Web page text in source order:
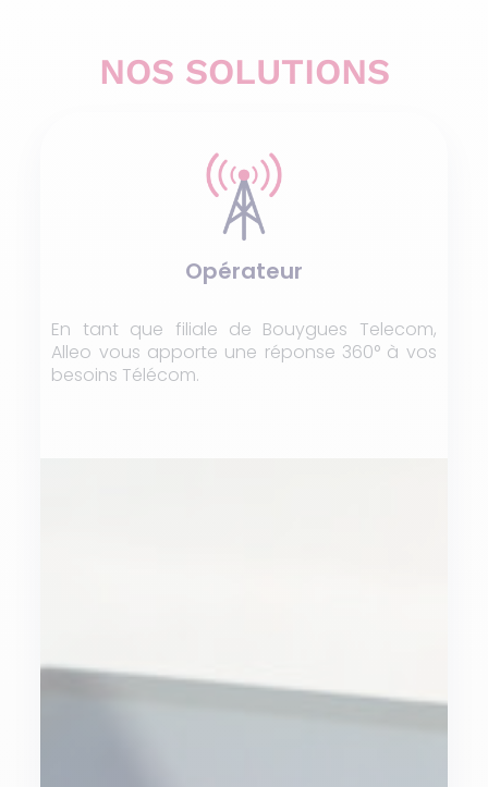
NOS SOLUTIONS
Opérateur
En tant que filiale de Bouygues Telecom,
Alleo vous apporte une réponse 360° à vos
besoins Télécom.